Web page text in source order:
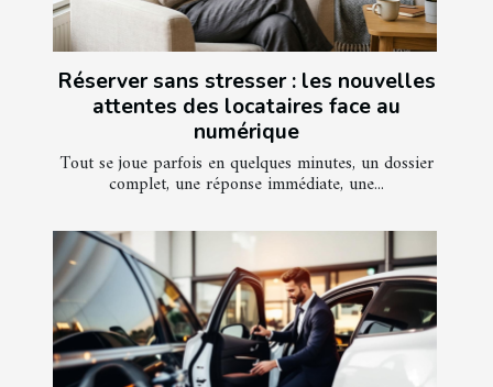
Réserver sans stresser : les nouvelles
attentes des locataires face au
numérique
Tout se joue parfois en quelques minutes, un dossier
complet, une réponse immédiate, une...